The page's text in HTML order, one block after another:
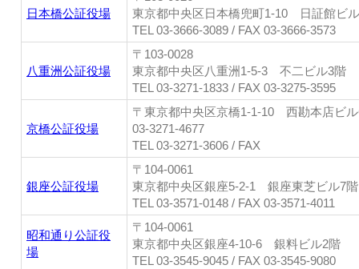
日本橋公証役場
東京都中央区日本橋兜町1-10 日証館ビ
TEL 03-3666-3089 / FAX 03-3666-3573
八重洲公証役場
〒103-0028
東京都中央区八重洲1-5-3 不二ビル3階
TEL 03-3271-1833 / FAX 03-3275-3595
京橋公証役場
〒東京都中央区京橋1-1-10 西勘本店ビ
03-3271-4677
TEL 03-3271-3606 / FAX
銀座公証役場
〒104-0061
東京都中央区銀座5-2-1 銀座東芝ビル7階
TEL 03-3571-0148 / FAX 03-3571-4011
昭和通り公証役
場
〒104-0061
東京都中央区銀座4-10-6 銀料ビル2階
TEL 03-3545-9045 / FAX 03-3545-9080